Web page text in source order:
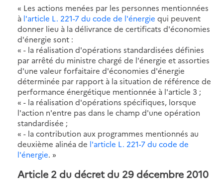
« Les actions menées par les personnes mentionnées
à l'article L. 221-7 du code de l'énergie qui peuvent
donner lieu à la délivrance de certificats d'économies
d'énergie sont :
« - la réalisation d'opérations standardisées définies
par arrêté du ministre chargé de l'énergie et assorties
d'une valeur forfaitaire d'économies d'énergie
déterminée par rapport à la situation de référence de
performance énergétique mentionnée à l'article 3 ;
« - la réalisation d'opérations spécifiques, lorsque
l'action n'entre pas dans le champ d'une opération
standardisée ;
« - la contribution aux programmes mentionnés au
deuxième alinéa de l'article L. 221-7 du code de
l'énergie. »
Article 2 du décret du 29 décembre 2010